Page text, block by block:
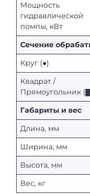
Мощность
гидравлической
помпы, кВт
Сечение
Круг (●)
Квадрат /
Прямоугольник
Габариты и вес
Длина, мм
Ширина, мм
Высота, мм
Вес, кг